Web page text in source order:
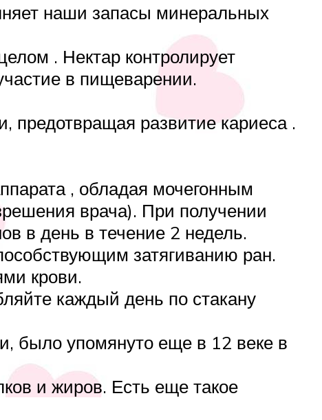
наши запасы минеральных
. Нектар контролирует
в пищеварении.
предотвращая развитие кариеса .
, обладая мочегонным
врача). При получении
в день в течение 2 недель.
затягиванию ран.
крови.
каждый день по стакану
было упомянуто еще в 12 веке в
и жиров. Есть еще такое